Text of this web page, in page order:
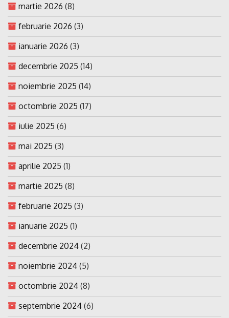
martie 2026 (8)
februarie 2026 (3)
ianuarie 2026 (3)
decembrie 2025 (14)
noiembrie 2025 (14)
octombrie 2025 (17)
iulie 2025 (6)
mai 2025 (3)
aprilie 2025 (1)
martie 2025 (8)
februarie 2025 (3)
ianuarie 2025 (1)
decembrie 2024 (2)
noiembrie 2024 (5)
octombrie 2024 (8)
septembrie 2024 (6)